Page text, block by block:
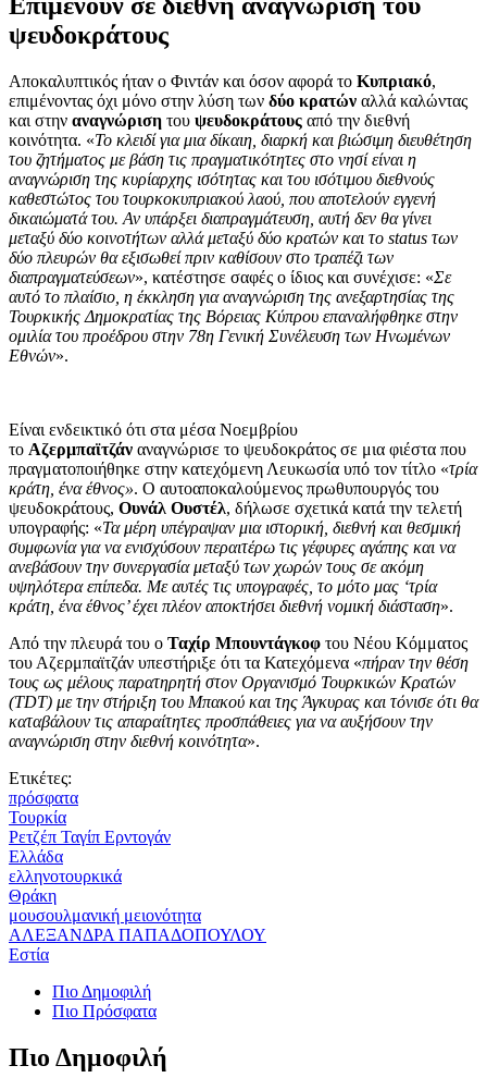
ψευδοκράτους
Αποκαλυπτικός ήταν ο Φιντάν και όσον αφορά το Κυπριακό,
επιμένοντας όχι μόνο στην λύση των δύο κρατών αλλά καλώντας
και στην αναγνώριση του ψευδοκράτους από την διεθνή
κοινότητα. «Το κλειδί για μια δίκαιη, διαρκή και βιώσιμη διευθέτηση
του ζητήματος με βάση τις πραγματικότητες στο νησί είναι η
αναγνώριση της κυρίαρχης ισότητας και του ισότιμου διεθνούς
καθεστώτος του τουρκοκυπριακού λαού, που αποτελούν εγγενή
δικαιώματά του. Αν υπάρξει διαπραγμάτευση, αυτή δεν θα γίνει
μεταξύ δύο κοινοτήτων αλλά μεταξύ δύο κρατών και το status των
δύο πλευρών θα εξισωθεί πριν καθίσουν στο τραπέζι των
διαπραγματεύσεων», κατέστησε σαφές ο ίδιος και συνέχισε: «Σε
αυτό το πλαίσιο, η έκκληση για αναγνώριση της ανεξαρτησίας της
Τουρκικής Δημοκρατίας της Βόρειας Κύπρου επαναλήφθηκε στην
ομιλία του προέδρου στην 78η Γενική Συνέλευση των Ηνωμένων
Εθνών».
Είναι ενδεικτικό ότι στα μέσα Νοεμβρίου
το Αζερμπαϊτζάν αναγνώρισε το ψευδοκράτος σε μια φιέστα που
πραγματοποιήθηκε στην κατεχόμενη Λευκωσία υπό τον τίτλο «τρία
κράτη, ένα έθνος». Ο αυτοαποκαλούμενος πρωθυπουργός του
ψευδοκράτους, Ουνάλ Ουστέλ, δήλωσε σχετικά κατά την τελετή
υπογραφής: «Τα μέρη υπέγραψαν μια ιστορική, διεθνή και θεσμική
συμφωνία για να ενισχύσουν περαιτέρω τις γέφυρες αγάπης και να
ανεβάσουν την συνεργασία μεταξύ των χωρών τους σε ακόμη
υψηλότερα επίπεδα. Με αυτές τις υπογραφές, το μότο μας ‘τρία
κράτη, ένα έθνος’ έχει πλέον αποκτήσει διεθνή νομική διάσταση».
Από την πλευρά του ο Ταχίρ Μπουντάγκοφ του Νέου Κόμματος
του Αζερμπαϊτζάν υπεστήριξε ότι τα Κατεχόμενα «πήραν την θέση
τους ως μέλους παρατηρητή στον Οργανισμό Τουρκικών Κρατών
(TDT) με την στήριξη του Μπακού και της Άγκυρας και τόνισε ότι θα
καταβάλουν τις απαραίτητες προσπάθειες για να αυξήσουν την
αναγνώριση στην διεθνή κοινότητα».
Ετικέτες:
πρόσφατα
Τουρκία
Ρετζέπ Ταγίπ Ερντογάν
Ελλάδα
ελληνοτουρκικά
Θράκη
μουσουλμανική μειονότητα
ΑΛΕΞΑΝΔΡΑ ΠΑΠΑΔΟΠΟΥΛΟΥ
Εστία
Πιο Δημοφιλή
Πιο Πρόσφατα
Πιο Δημοφιλή